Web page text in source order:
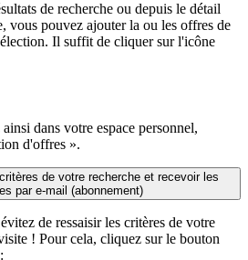
de recherche ou depuis le détail
vous pouvez ajouter la ou les offres de
Il suffit de cliquer sur l'icône
dans votre espace personnel,
d'offres ».
de votre recherche et recevoir les
par e-mail (abonnement)
de ressaisir les critères de votre
! Pour cela, cliquez sur le bouton